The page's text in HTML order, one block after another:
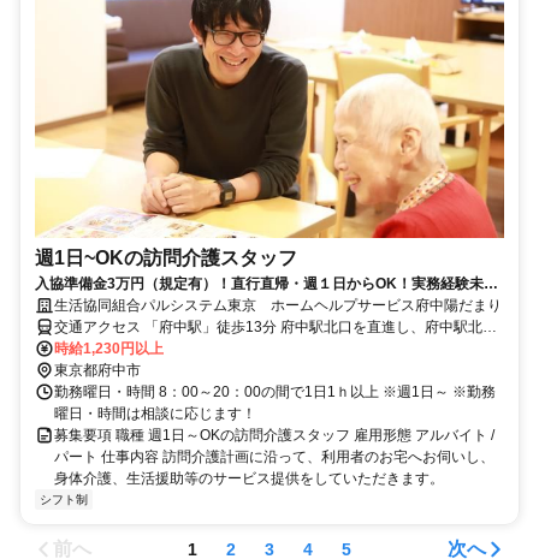
週1日~OKの訪問介護スタッフ
入協準備金3万円（規定有）！直行直帰・週１日からOK！実務経験未経
験者・ブランクある方OK♪
生活協同組合パルシステム東京 ホームヘルプサービス府中陽だまり
交通アクセス 「府中駅」徒歩13分 府中駅北口を直進し、府中駅北口
交差点を右折。 府中警察署前交差点を左折し、500メートル直進する
と府中公園が見えます。 府中公園に沿って右折すると野菜ソムリエ
の店蕪木商店が見えますので、そのT字路を左折し直進。 稲荷木公園
を過ぎてすぐの交差点を右折し道なりに進んでいただくと右手に事業
所がございます。 近隣には、十全交通株式会社や幸町けやき薬局な
どがあります。
時給1,230円以上
東京都府中市
勤務曜日・時間 8：00～20：00の間で1日1ｈ以上 ※週1日～ ※勤務
曜日・時間は相談に応じます！
募集要項 職種 週1日～OKの訪問介護スタッフ 雇用形態 アルバイト /
パート 仕事内容 訪問介護計画に沿って、利用者のお宅へお伺いし、
身体介護、生活援助等のサービス提供をしていただきます。
シフト制
前へ 1 2 3 4 5 次へ